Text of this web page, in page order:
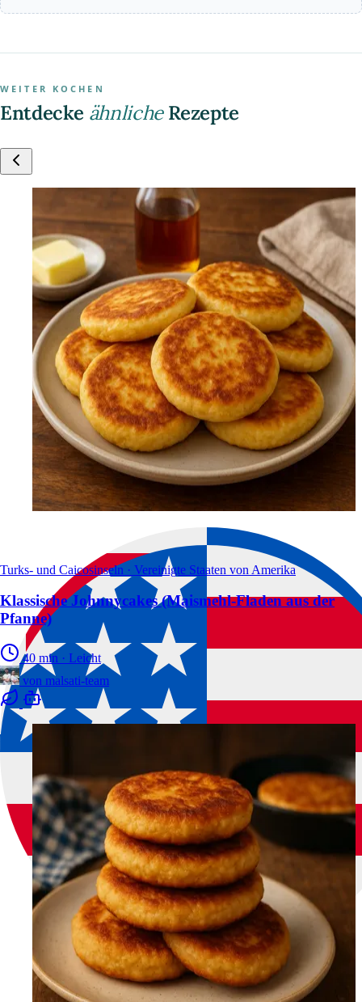
WEITER KOCHEN
Entdecke ähnlicheRezepte
Turks- und Caicosinseln · Vereinigte Staaten von Amerika
Klassische Johnnycakes (Maismehl-Fladen aus der
Pfanne)
40 min · Leicht
von malsati-team